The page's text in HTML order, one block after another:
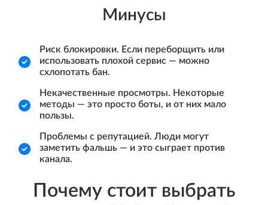
Минусы
Риск блокировки. Если переборщить или
использовать плохой сервис — можно
схлопотать бан.
Некачественные просмотры. Некоторые
методы — это просто боты, и от них мало
пользы.
Проблемы с репутацией. Люди могут
заметить фальшь — и это сыграет против
канала.
Почему стоит выбрать